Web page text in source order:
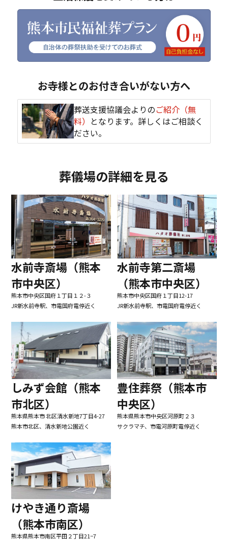
お寺様とのお付き合いがない方へ
葬送支援協議会よりのご紹介（無
料） となります。詳しくはご相談く
ださい。
葬儀場の詳細を見る
水前寺斎場（熊本
市中央区）
熊本市中央区国府１丁目１２-３
JR新水前寺駅、市電国府電停近く
水前寺第二斎場
（熊本市中央区）
熊本市中央区国府１丁目12-17
JR新水前寺駅、市電国府電停近く
しみず会館（熊本
市北区）
熊本県熊本市 北区清水新地7丁目4-27
熊本市北区、清水新地公園近く
豊住葬祭（熊本市
中央区）
熊本県熊本市中央区河原町２３
サクラマチ、市電河原町電停近く
けやき通り斎場
（熊本市南区）
熊本県熊本市南区平田２丁目21−7